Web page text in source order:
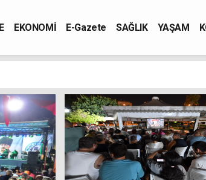
EKONOMİ E-Gazete SAĞLIK YAŞAM